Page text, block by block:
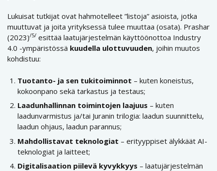
Lukuisat tutkijat ovat hahmotelleet ”listoja” asioista, jotka
muuttuvat ja joita yrityksessä tulee muuttaa (osata). Prashar
(2023)/5/ esittää laatujärjestelmän käyttöönottoa Industry
4.0 -ympäristössä kuudella ulottuvuuden, joihin muutos
kohdistuu:
Tuotanto- ja sen tukitoiminnot – kuten koneistus,
kokoonpano sekä tarkastus ja testaus;
Laadunhallinnan toimintojen laajuus – kuten
laadunvarmistus ja/tai Juranin trilogia: laadun suunnittelu,
laadun ohjaus, laadun parannus;
Mahdollistavat teknologiat – erityyppiset älykkäät AI-
teknologiat ja laitteet;
Digitalisaation piilevä kyvykkyys – laatujärjestelmän